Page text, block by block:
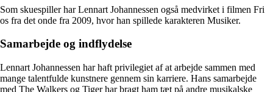
Som skuespiller har Lennart Johannessen også medvirket i filmen Fri
os fra det onde fra 2009, hvor han spillede karakteren Musiker.
Samarbejde og indflydelse
Lennart Johannessen har haft privilegiet af at arbejde sammen med
mange talentfulde kunstnere gennem sin karriere. Hans samarbejde
med The Walkers og Tiger har bragt ham tæt på andre musikalske